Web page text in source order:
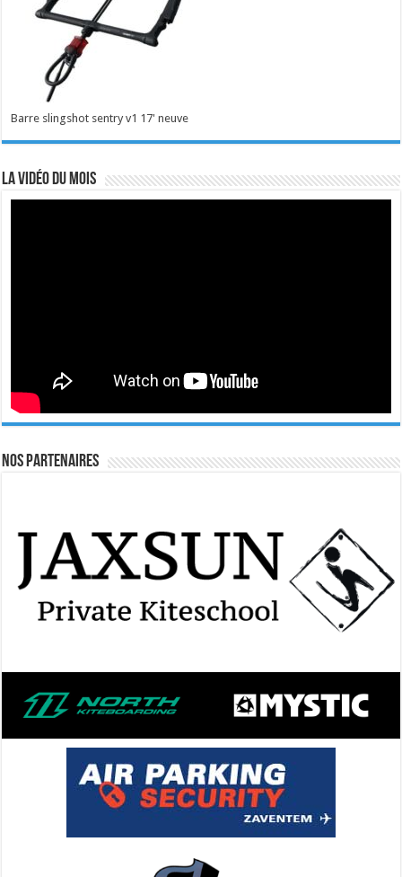
Barre slingshot sentry v1 17' neuve
La vidéo du mois
Nos Partenaires